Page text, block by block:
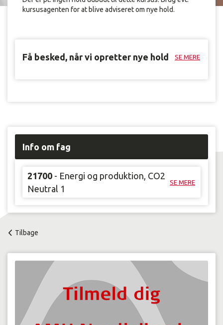
kursusagenten for at blive adviseret om nye hold.
Få besked, når vi opretter nye hold SE MERE
Info om fag
21700 - Energi og produktion, CO2
Neutral 1
SE MERE
Tilbage